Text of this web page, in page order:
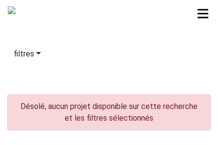
filtres
Désolé, aucun projet disponible sur cette recherche
et les filtres sélectionnés